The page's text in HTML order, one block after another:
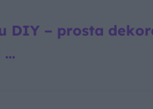
DIY – prosta
…